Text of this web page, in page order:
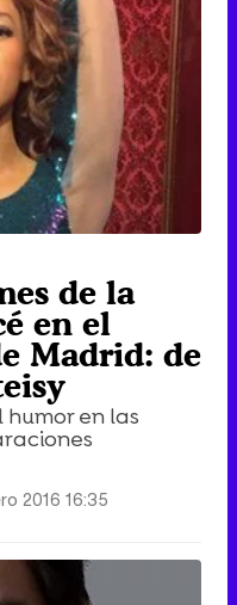
de la
en el
Madrid: de
en las
2016 16:35